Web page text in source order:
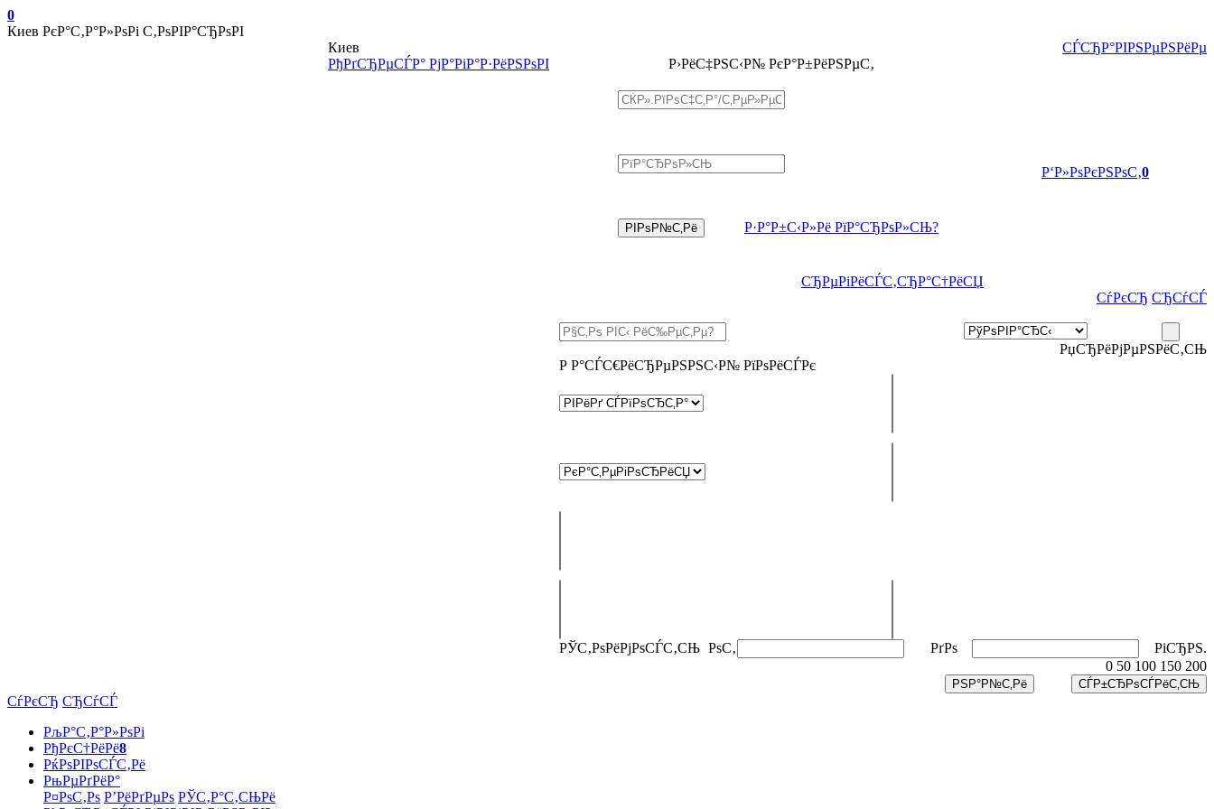
0
Киев РєР°С‚Р°Р»РѕРі С‚РѕРІР°СЂРѕРІ
Киев
РђРґСЂРµСЃР° РјР°РіР°Р·РёРЅРѕРІ
СЃСЂР°РІРЅРµРЅРёРµ
Р›РёС‡РЅС‹Р№ РєР°Р±РёРЅРµС‚
Р·Р°Р±С‹Р»Рё РїР°СЂРѕР»СЊ?
СЂРµРіРёСЃС‚СЂР°С†РёСЏ
Р‘Р»РѕРєРЅРѕС‚0
СѓРєСЂ СЂСѓСЃ
РџСЂРёРјРµРЅРёС‚СЊ
Р Р°СЃС€РёСЂРµРЅРЅС‹Р№ РїРѕРёСЃРє
РЎС‚РѕРёРјРѕСЃС‚СЊ РѕС‚ РґРѕ
РіСЂРЅ.
0 50 100 150 200
СѓРєСЂ СЂСѓСЃ
РљР°С‚Р°Р»РѕРі
РђРєС†РёРё8
РќРѕРІРѕСЃС‚Рё
РњРµРґРёР°
Р¤РѕС‚Рѕ Р’РёРґРµРѕ РЎС‚Р°С‚СЊРё